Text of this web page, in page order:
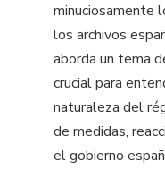
minuciosamente
los archivos
aborda un tema
crucial para
naturaleza del
de medidas,
el gobierno